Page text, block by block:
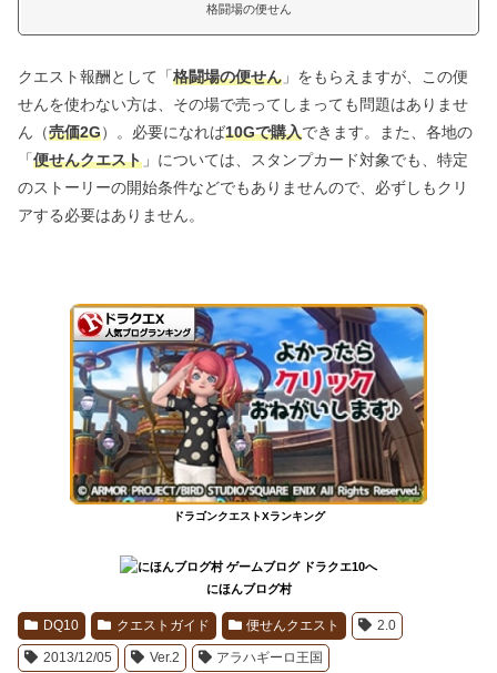
格闘場の便せん
クエスト報酬として「格闘場の便せん 」をもらえますが、この便
せんを使わない方は、その場で売ってしまっても問題はありませ
ん（売価2G）。必要になれば10Gで購入できます。また、各地の
「便せんクエスト 」については、スタンプカード対象でも、特定
のストーリーの開始条件などでもありませんので、必ずしもクリ
アする必要はありません。
ドラゴンクエストXランキング
にほんブログ村
DQ10 クエストガイド 便せんクエスト 2.0
2013/12/05 Ver.2 アラハギーロ王国